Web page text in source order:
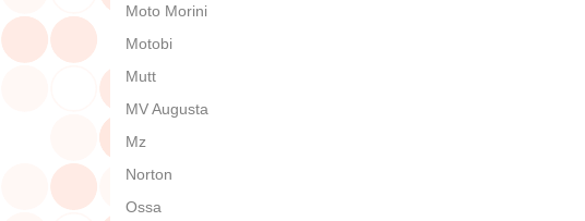
Moto Morini
Motobi
Mutt
MV Augusta
Mz
Norton
Ossa